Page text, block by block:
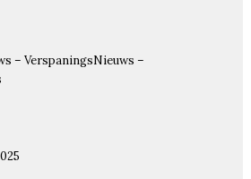
– VerspaningsNieuws –